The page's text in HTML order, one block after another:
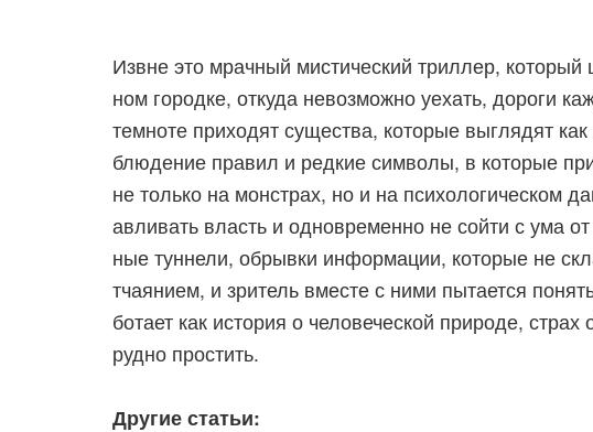
Извне это мрачный мистический триллер,
ном городке, откуда невозможно уехать, дороги
темноте приходят существа, которые выглядят
блюдение правил и редкие символы, в которые
не только на монстрах, но и на психологическом
авливать власть и одновременно не сойти с ума
ные туннели, обрывки информации, которые не
тчаянием, и зритель вместе с ними пытается
ботает как история о человеческой природе,
рудно простить.
Другие статьи: